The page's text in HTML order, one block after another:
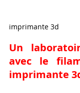
imprimante 3d
Un
avec le
imprimante